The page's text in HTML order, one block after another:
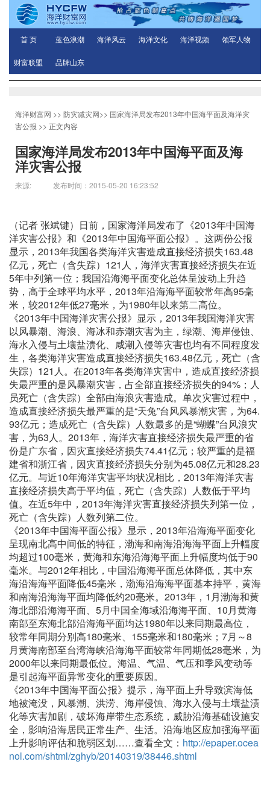
首 页 蓝色浪潮 海洋风云 海洋文化 海洋视频 领军人物
财富联盟 品牌山东
海洋财富网 >> 防灾减灾网>> 国家海洋局发布2013年中国海平面及海洋灾
害公报 >> 正文内容
国家海洋局发布2013年中国海平面及海
洋灾害公报
来源: 发布时间：2015-05-20 16:23:52
（记者 张斌键）日前，国家海洋局发布了《2013年中国海
洋灾害公报》和《2013年中国海平面公报》。这两份公报
显示，2013年我国各类海洋灾害造成直接经济损失163.48
亿元，死亡（含失踪）121人，海洋灾害直接经济损失在近
5年中列第一位；我国沿海海平面变化总体呈波动上升趋
势，高于全球平均水平，2013年沿海海平面较常年高95毫
米，较2012年低27毫米，为1980年以来第二高位。
《2013年中国海洋灾害公报》显示，2013年我国海洋灾害
以风暴潮、海浪、海冰和赤潮灾害为主，绿潮、海岸侵蚀、
海水入侵与土壤盐渍化、咸潮入侵等灾害也均有不同程度发
生，各类海洋灾害造成直接经济损失163.48亿元，死亡（含
失踪）121人。在2013年各类海洋灾害中，造成直接经济损
失最严重的是风暴潮灾害，占全部直接经济损失的94%；人
员死亡（含失踪）全部由海浪灾害造成。单次灾害过程中，
造成直接经济损失最严重的是“天兔”台风风暴潮灾害，为64.
93亿元；造成死亡（含失踪）人数最多的是“蝴蝶”台风浪灾
害，为63人。2013年，海洋灾害直接经济损失最严重的省
份是广东省，因灾直接经济损失74.41亿元；较严重的是福
建省和浙江省，因灾直接经济损失分别为45.08亿元和28.23
亿元。与近10年海洋灾害平均状况相比，2013年海洋灾害
直接经济损失高于平均值，死亡（含失踪）人数低于平均
值。在近5年中，2013年海洋灾害直接经济损失列第一位，
死亡（含失踪）人数列第二位。
《2013年中国海平面公报》显示，2013年沿海海平面变化
呈现南北高中间低的特征，渤海和南海沿海海平面上升幅度
均超过100毫米，黄海和东海沿海海平面上升幅度均低于90
毫米。与2012年相比，中国沿海海平面总体降低，其中东
海沿海海平面降低45毫米，渤海沿海海平面基本持平，黄海
和南海沿海海平面均降低约20毫米。2013年，1月渤海和黄
海北部沿海海平面、5月中国全海域沿海海平面、10月黄海
南部至东海北部沿海海平面均达1980年以来同期最高位，
较常年同期分别高180毫米、155毫米和180毫米；7月～8
月黄海南部至台湾海峡沿海海平面较常年同期低28毫米，为
2000年以来同期最低位。海温、气温、气压和季风变动等
是引起海平面异常变化的重要原因。
《2013年中国海平面公报》提示，海平面上升导致滨海低
地被淹没，风暴潮、洪涝、海岸侵蚀、海水入侵与土壤盐渍
化等灾害加剧，破坏海岸带生态系统，威胁沿海基础设施安
全，影响沿海居民正常生产、生活。沿海地区应加强海平面
上升影响评估和脆弱区划……查看全文： http://epaper.ocea
nol.com/shtml/zghyb/20140319/38446.shtml